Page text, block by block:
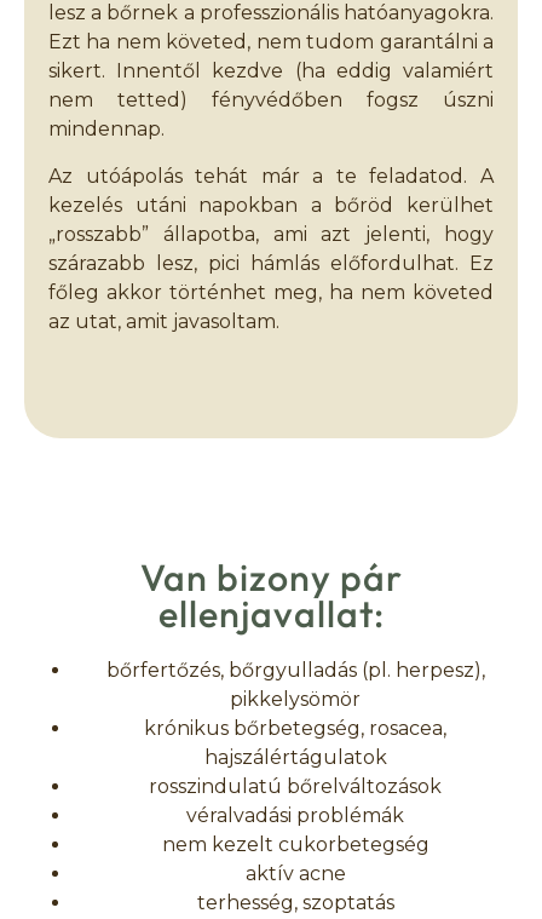
lesz a bőrnek a professzionális hatóanyagokra.
Ezt ha nem követed, nem tudom garantálni a
sikert. Innentől kezdve (ha eddig valamiért
nem tetted) fényvédőben fogsz úszni
mindennap.
Az utóápolás tehát már a te feladatod. A
kezelés utáni napokban a bőröd kerülhet
„rosszabb” állapotba, ami azt jelenti, hogy
szárazabb lesz, pici hámlás előfordulhat. Ez
főleg akkor történhet meg, ha nem követed
az utat, amit javasoltam.
Van bizony pár
ellenjavallat:
bőrfertőzés, bőrgyulladás (pl. herpesz),
pikkelysömör
krónikus bőrbetegség, rosacea,
hajszálértágulatok
rosszindulatú bőrelváltozások
véralvadási problémák
nem kezelt cukorbetegség
aktív acne
terhesség, szoptatás